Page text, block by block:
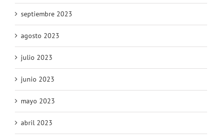
septiembre 2023
agosto 2023
julio 2023
junio 2023
mayo 2023
abril 2023